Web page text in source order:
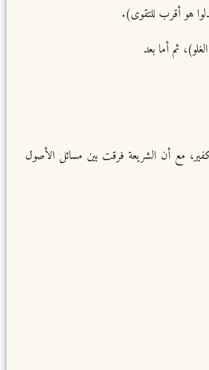
هو أقرب للتقوى).
ثم أما بعد
مع أن الشريعة فرقت بين مسائل الأصول